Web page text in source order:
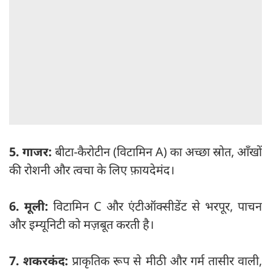
5. गाजर: बीटा-कैरोटीन (विटामिन A) का अच्छा स्रोत, आँखों
की रोशनी और त्वचा के लिए फ़ायदेमंद।
6. मूली: विटामिन C और एंटीऑक्सीडेंट से भरपूर, पाचन
और इम्यूनिटी को मज़बूत करती है।
7. शकरकंद: प्राकृतिक रूप से मीठी और गर्म तासीर वाली,